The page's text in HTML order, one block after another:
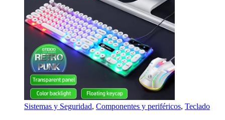
Sistemas y Seguridad, Componentes y periféricos, Teclado